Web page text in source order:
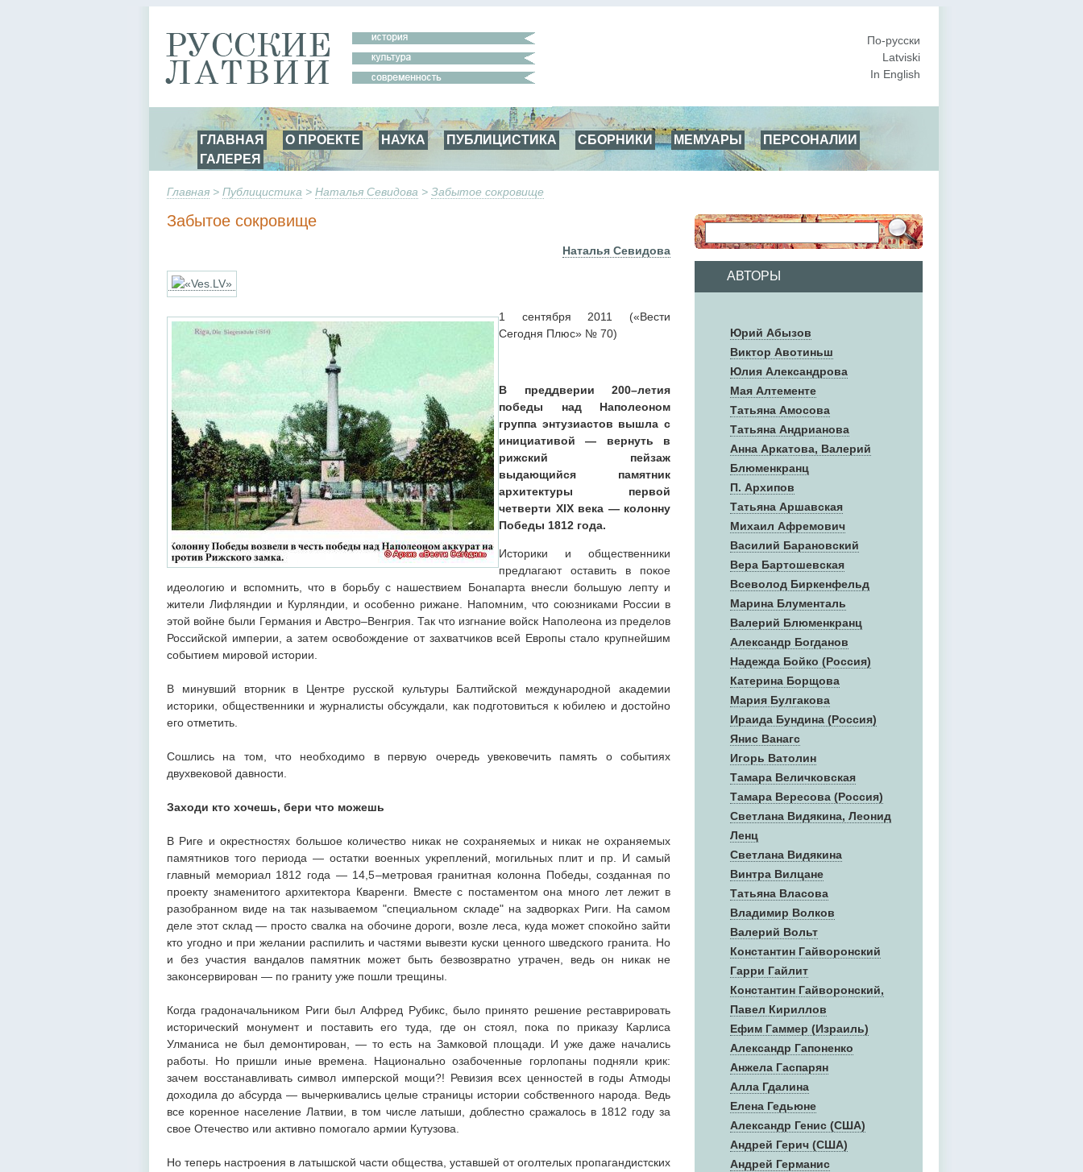
По-русски
Latviski
In English
ГЛАВНАЯ О ПРОЕКТЕ НАУКА ПУБЛИЦИСТИКА СБОРНИКИ МЕМУАРЫ
ПЕРСОНАЛИИ
ГАЛЕРЕЯ
Главная > Публицистика > Наталья Севидова > Забытое сокровище
АВТОРЫ
Юрий Абызов
Виктор Авотиньш
Юлия Александрова
Мая Алтементе
Татьяна Амосова
Татьяна Андрианова
Анна Аркатова, Валерий
Блюменкранц
П. Архипов
Татьяна Аршавская
Михаил Афремович
Василий Барановский
Вера Бартошевская
Всеволод Биркенфельд
Марина Блументаль
Валерий Блюменкранц
Александр Богданов
Надежда Бойко (Россия)
Катерина Борщова
Мария Булгакова
Ираида Бундина (Россия)
Янис Ванагс
Игорь Ватолин
Тамара Величковская
Тамара Вересова (Россия)
Светлана Видякина, Леонид
Ленц
Светлана Видякина
Винтра Вилцане
Татьяна Власова
Владимир Волков
Валерий Вольт
Константин Гайворонский
Гарри Гайлит
Константин Гайворонский,
Павел Кириллов
Ефим Гаммер (Израиль)
Александр Гапоненко
Анжела Гаспарян
Алла Гдалина
Елена Гедьюне
Александр Генис (США)
Андрей Герич (США)
Андрей Германис
Забытое сокровище
Наталья Севидова
1 сентября 2011 («Вести
Сегодня Плюс» № 70)
В преддверии 200–летия
победы над Наполеоном
группа энтузиастов вышла с
инициативой — вернуть в
рижский пейзаж
выдающийся памятник
архитектуры первой
четверти ХIХ века — колонну
Победы 1812 года.
Историки и общественники
предлагают оставить в покое
идеологию и вспомнить, что в борьбу с нашествием Бонапарта внесли большую лепту и
жители Лифляндии и Курляндии, и особенно рижане. Напомним, что союзниками России в
этой войне были Германия и Австро–Венгрия. Так что изгнание войск Наполеона из пределов
Российской империи, а затем освобождение от захватчиков всей Европы стало крупнейшим
событием мировой истории.
В минувший вторник в Центре русской культуры Балтийской международной академии
историки, общественники и журналисты обсуждали, как подготовиться к юбилею и достойно
его отметить.
Сошлись на том, что необходимо в первую очередь увековечить память о событиях
двухвековой давности.
Заходи кто хочешь, бери что можешь
В Риге и окрестностях большое количество никак не сохраняемых и никак не охраняемых
памятников того периода — остатки военных укреплений, могильных плит и пр. И самый
главный мемориал 1812 года — 14,5–метровая гранитная колонна Победы, созданная по
проекту знаменитого архитектора Кваренги. Вместе с постаментом она много лет лежит в
разобранном виде на так называемом "специальном складе" на задворках Риги. На самом
деле этот склад — просто свалка на обочине дороги, возле леса, куда может спокойно зайти
кто угодно и при желании распилить и частями вывезти куски ценного шведского гранита. Но
и без участия вандалов памятник может быть безвозвратно утрачен, ведь он никак не
законсервирован — по граниту уже пошли трещины.
Когда градоначальником Риги был Алфред Рубикс, было принято решение реставрировать
исторический монумент и поставить его туда, где он стоял, пока по приказу Карлиса
Улманиса не был демонтирован, — то есть на Замковой площади. И уже даже начались
работы. Но пришли иные времена. Национально озабоченные горлопаны подняли крик:
зачем восстанавливать символ имперской мощи?! Ревизия всех ценностей в годы Атмоды
доходила до абсурда — вычеркивались целые страницы истории собственного народа. Ведь
все коренное население Латвии, в том числе латыши, доблестно сражалось в 1812 году за
свое Отечество или активно помогало армии Кутузова.
Но теперь настроения в латышской части общества, уставшей от оголтелых пропагандистских